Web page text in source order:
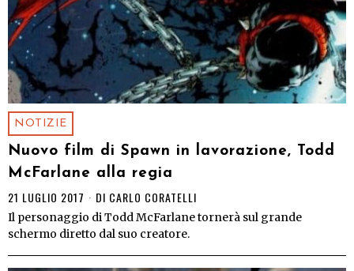
NOTIZIE
Nuovo film di Spawn in lavorazione, Todd
McFarlane alla regia
21 LUGLIO 2017 DI CARLO CORATELLI
Il personaggio di Todd McFarlane tornerà sul grande
schermo diretto dal suo creatore.